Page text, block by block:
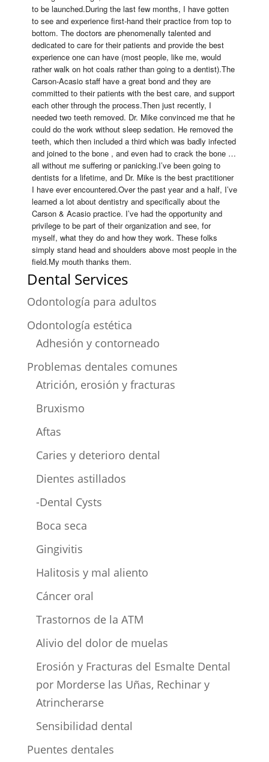
to be launched.During the last few months, I have gotten
to see and experience first-hand their practice from top to
bottom. The doctors are phenomenally talented and
dedicated to care for their patients and provide the best
experience one can have (most people, like me, would
rather walk on hot coals rather than going to a dentist).The
Carson-Acasio staff have a great bond and they are
committed to their patients with the best care, and support
each other through the process.Then just recently, I
needed two teeth removed. Dr. Mike convinced me that he
could do the work without sleep sedation. He removed the
teeth, which then included a third which was badly infected
and joined to the bone , and even had to crack the bone …
all without me suffering or panicking.I’ve been going to
dentists for a lifetime, and Dr. Mike is the best practitioner
I have ever encountered.Over the past year and a half, I’ve
learned a lot about dentistry and specifically about the
Carson & Acasio practice. I’ve had the opportunity and
privilege to be part of their organization and see, for
myself, what they do and how they work. These folks
simply stand head and shoulders above most people in the
field.My mouth thanks them.
Dental Services
Odontología para adultos
Odontología estética
Adhesión y contorneado
Problemas dentales comunes
Atrición, erosión y fracturas
Bruxismo
Aftas
Caries y deterioro dental
Dientes astillados
-Dental Cysts
Boca seca
Gingivitis
Halitosis y mal aliento
Cáncer oral
Trastornos de la ATM
Alivio del dolor de muelas
Erosión y Fracturas del Esmalte Dental
por Morderse las Uñas, Rechinar y
Atrincherarse
Sensibilidad dental
Puentes dentales